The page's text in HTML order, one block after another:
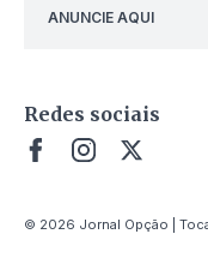
ANUNCIE AQUI
Redes sociais
© 2026 Jornal Opção |